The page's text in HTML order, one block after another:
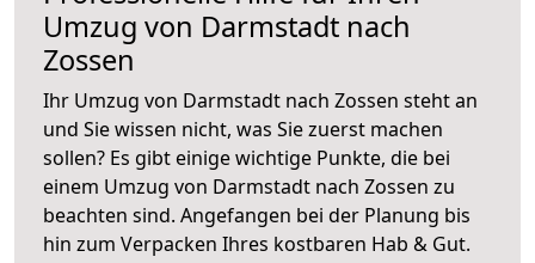
Umzug von Darmstadt nach
Zossen
Ihr Umzug von Darmstadt nach Zossen steht an
und Sie wissen nicht, was Sie zuerst machen
sollen? Es gibt einige wichtige Punkte, die bei
einem Umzug von Darmstadt nach Zossen zu
beachten sind. Angefangen bei der Planung bis
hin zum Verpacken Ihres kostbaren Hab & Gut.